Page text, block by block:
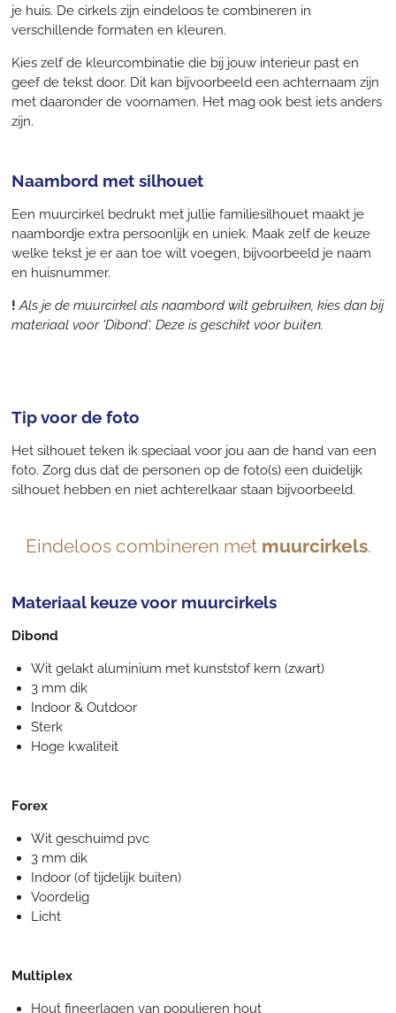
je huis. De cirkels zijn eindeloos te combineren in
verschillende formaten en kleuren.
Kies zelf de kleurcombinatie die bij jouw interieur past en
geef de tekst door. Dit kan bijvoorbeeld een achternaam zijn
met daaronder de voornamen. Het mag ook best iets anders
zijn.
Naambord met silhouet
Een muurcirkel bedrukt met jullie familiesilhouet maakt je
naambordje extra persoonlijk en uniek. Maak zelf de keuze
welke tekst je er aan toe wilt voegen, bijvoorbeeld je naam
en huisnummer.
!Als je de muurcirkel als naambord wilt gebruiken, kies dan bij
materiaal voor 'Dibond'. Deze is geschikt voor buiten.
Tip voor de foto
Het silhouet teken ik speciaal voor jou aan de hand van een
foto. Zorg dus dat de personen op de foto(s) een duidelijk
silhouet hebben en niet achterelkaar staan bijvoorbeeld.
Eindeloos combineren met muurcirkels.
Materiaal keuze voor muurcirkels
Dibond
Wit gelakt aluminium met kunststof kern (zwart)
3 mm dik
Indoor & Outdoor
Sterk
Hoge kwaliteit
Forex
Wit geschuimd pvc
3 mm dik
Indoor (of tijdelijk buiten)
Voordelig
Licht
Multiplex
Hout fineerlagen van populieren hout